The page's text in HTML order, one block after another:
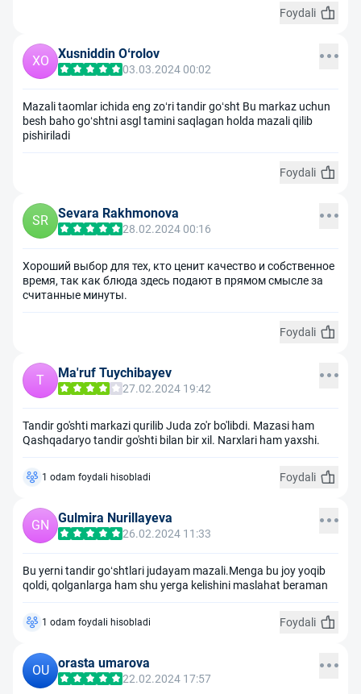
Foydali
XO Xusniddin Oʻrolov
03.03.2024 00:02
Mazali taomlar ichida eng zoʻri tandir goʻsht Bu markaz uchun
besh baho goʻshtni asgl tamini saqlagan holda mazali qilib
pishiriladi
Foydali
SR Sevara Rakhmonova
28.02.2024 00:16
Хороший выбор для тех, кто ценит качество и собственное
время, так как блюда здесь подают в прямом смысле за
считанные минуты.
Foydali
T Ma'ruf Tuychibayev
27.02.2024 19:42
Tandir go'shti markazi qurilib Juda zo'r bo'libdi. Mazasi ham
Qashqadaryo tandir go'shti bilan bir xil. Narxlari ham yaxshi.
Foydali
1 odam foydali hisobladi
GN Gulmira Nurillayeva
26.02.2024 11:33
Bu yerni tandir goʻshtlari judayam mazali.Menga bu joy yoqib
qoldi, qolganlarga ham shu yerga kelishini maslahat beraman
Foydali
1 odam foydali hisobladi
OU orasta umarova
22.02.2024 17:57